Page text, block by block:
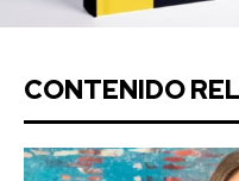
CONTENIDO